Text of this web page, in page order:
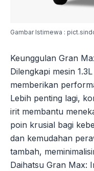
Gambar Istimewa :
Keunggulan Gran
Dilengkapi mesin
memberikan
Lebih penting lagi,
irit membantu
poin krusial bagi
dan kemudahan
tambah,
Daihatsu Gran Max: